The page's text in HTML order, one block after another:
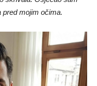
pred mojim očima.